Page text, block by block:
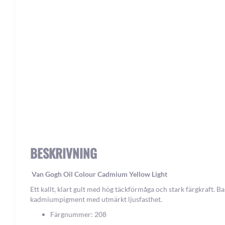
gallery
BESKRIVNING
Van Gogh Oil Colour Cadmium Yellow Light
Ett kallt, klart gult med hög täckförmåga och stark färgkraft.
kadmiumpigment med utmärkt ljusfasthet.
Färgnummer: 208